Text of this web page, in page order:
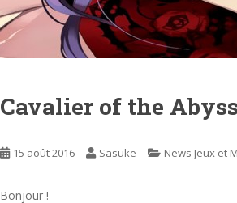
Cavalier of the
15 août 2016 Sasuke News Jeux et
Bonjour !